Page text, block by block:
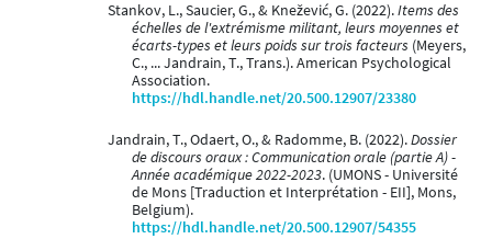
Stankov, L., Saucier, G., & Knežević, G. (2022).Items des
échelles de l'extrémisme militant, leurs moyennes et
écarts-types et leurs poids sur trois facteurs (Meyers,
C., ... Jandrain, T., Trans.). American Psychological
Association.
https://hdl.handle.net/20.500.12907/23380
Jandrain, T., Odaert, O., & Radomme, B. (2022).Dossier
de discours oraux : Communication orale (partie A) -
Année académique 2022-2023. (UMONS - Université
de Mons [Traduction et Interprétation - EII], Mons,
Belgium).
https://hdl.handle.net/20.500.12907/54355